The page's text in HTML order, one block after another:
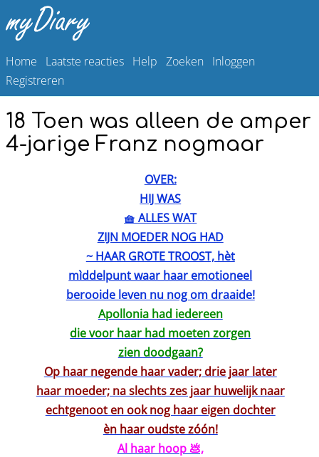
Home Laatste reacties Help Zoeken Inloggen
Registreren
18 Toen was alleen de amper
4-jarige Franz nogmaar
OVER:
HIJ WAS
🧺 ALLES WAT
ZIJN MOEDER NOG HAD
~ HAAR GROTE TROOST, hèt
mìddelpunt waar haar emotioneel
berooide leven nu nog om draaide!
Apollonia had iedereen
die voor haar had moeten zorgen
zien doodgaan?
Op haar negende haar vader; drie jaar later
haar moeder; na slechts zes jaar huwelijk naar
echtgenoot en ook nog haar eigen dochter
èn haar oudste zóón!
Al haar hoop 💩,